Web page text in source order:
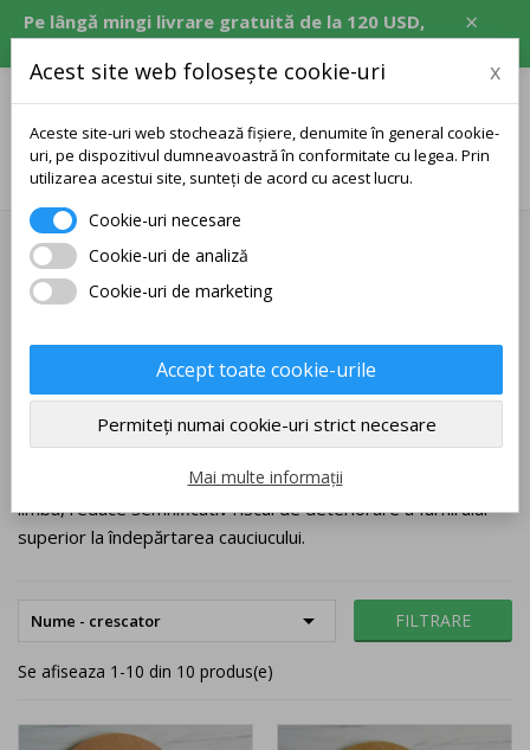
×
Pe lângă mingi livrare gratuită de la 120 USD,
echivalent în CZK, EUR, PLN, RON.
0
Lemne HM
Lame HM realizate manual de cea mai bună calitate, cu
OFF+.ALL++, OFF-, OFF, OFF+, OFF++.
Toate lemnurile sunt tratate cu un ulei special care pătrunde
în lemn și nu afectează proprietățile de joc ale paletei sau
modul în care cauciucul este lipit. Acest tip de ulei este
utilizat și de producătorii de top. Pentru furnire moi, cum ar fi
limba, reduce semnificativ riscul de deteriorare a furnirului
superior la îndepărtarea cauciucului.
Nume - crescator  FILTRARE
Se afiseaza 1-10 din 10 produs(e)
Acest site web folosește cookie-uri x
Aceste site-uri web stochează fișiere, denumite în general cookie-
uri, pe dispozitivul dumneavoastră în conformitate cu legea. Prin
utilizarea acestui site, sunteți de acord cu acest lucru.
Cookie-uri necesare
Cookie-uri de analiză
Cookie-uri de marketing
Accept toate cookie-urile
Permiteți numai cookie-uri strict necesare
Mai multe informații